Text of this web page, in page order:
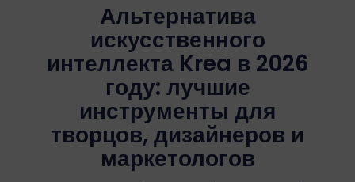
Альтернатива
искусственного
интеллекта Krea в 2026
году: лучшие
инструменты для
творцов, дизайнеров и
маркетологов